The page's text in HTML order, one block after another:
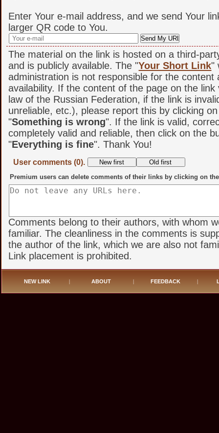
Enter Your e-mail address, and we send Your
larger QR code to You.
The material on the link is hosted on a third-
and is publicly available. The "Your Short Link"
administration is not responsible for the content
availability. If the content of the page on the link
law of the Russian Federation, if the link is
unreliable, etc.), please report this by clicking
"Something is wrong". If the link is valid,
completely valid and reliable, then click on the
"Everything is fine". Thank You!
User comments (0).
Premium users can delete comments of their links by clicking on
Comments belong to their authors, with whom
familiar. The cleanliness in the comments is
the author of the link, which we are also not
Link placement is prohibited.
NEW LINK ABOUT FEEDBACK